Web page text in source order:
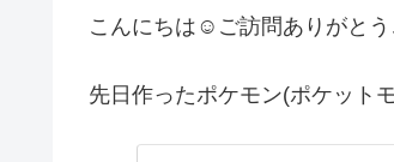
こんにちは☺ご訪問ありがとう
先日作ったポケモン(ポケット